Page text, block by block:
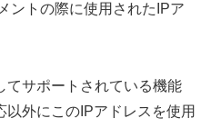
ントの際に使用されたIPア
てサポートされている機能
外にこのIPアドレスを使用